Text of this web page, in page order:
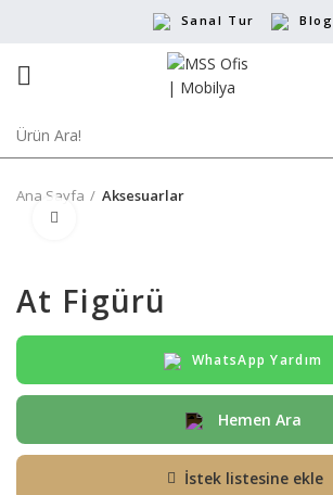
Sanal Tur Blog
Ana Sayfa
Aksesuarlar
At Figürü
WhatsApp Yardım
Hemen Ara
İstek listesine ekle